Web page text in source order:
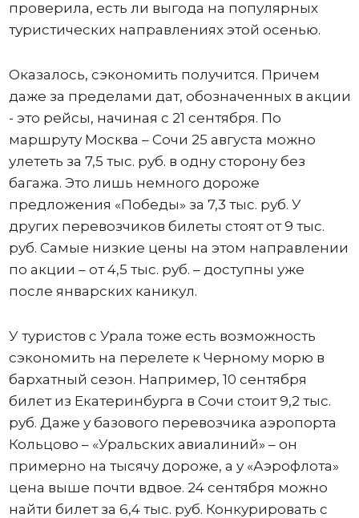
проверила, есть ли выгода на популярных
туристических направлениях этой осенью.
Оказалось, сэкономить получится. Причем
даже за пределами дат, обозначенных в акции
- это рейсы, начиная с 21 сентября. По
маршруту Москва – Сочи 25 августа можно
улететь за 7,5 тыс. руб. в одну сторону без
багажа. Это лишь немного дороже
предложения «Победы» за 7,3 тыс. руб. У
других перевозчиков билеты стоят от 9 тыс.
руб. Самые низкие цены на этом направлении
по акции – от 4,5 тыс. руб. – доступны уже
после январских каникул.
У туристов с Урала тоже есть возможность
сэкономить на перелете к Черному морю в
бархатный сезон. Например, 10 сентября
билет из Екатеринбурга в Сочи стоит 9,2 тыс.
руб. Даже у базового перевозчика аэропорта
Кольцово – «Уральских авиалиний» – он
примерно на тысячу дороже, а у «Аэрофлота»
цена выше почти вдвое. 24 сентября можно
найти билет за 6,4 тыс. руб. Конкурировать с